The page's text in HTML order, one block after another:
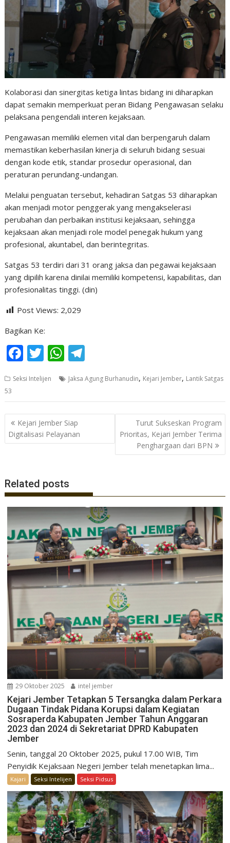
Kolaborasi dan sinergitas ketiga lintas bidang ini diharapkan
dapat semakin memperkuat peran Bidang Pengawasan selaku
pelaksana pengendali interen kejaksaan.
Pengawasan memiliki elemen vital dan berpengaruh dalam
memastikan keberhasilan kinerja di seluruh bidang sesuai
dengan kode etik, standar prosedur operasional, dan
peraturan perundang-undangan.
Melalui penguatan tersebut, kehadiran Satgas 53 diharapkan
akan menjadi motor penggerak yang mengakselerasi
perubahan dan perbaikan institusi kejaksaan, sehingga
kejaksaan akan menjadi role model penegak hukum yang
profesional, akuntabel, dan berintegritas.
Satgas 53 terdiri dari 31 orang jaksa dan pegawai kejaksaan
yang dipilih karena dinilai memiliki kompetensi, kapabilitas, dan
profesionalitas tinggi. (din)
Post Views: 2,029
Bagikan Ke:
F
e
b
o
o
T
itt
er
W
at
s
A
p
e
gr
a
Seksi Intelijen Jaksa Agung Burhanudin, Kejari Jember, Lantik Satgas
53
Navigasi
pos
Kejari Jember Siap
Digitalisasi Pelayanan
Turut Sukseskan Program
Prioritas, Kejari Jember Terima
Penghargaan dari BPN
Related posts
29 Oktober 2025 intel jember
Kejari Jember Tetapkan 5 Tersangka dalam Perkara
Dugaan Tindak Pidana Korupsi dalam Kegiatan
Sosraperda Kabupaten Jember Tahun Anggaran
2023 dan 2024 di Sekretariat DPRD Kabupaten
Jember
Senin, tanggal 20 Oktober 2025, pukul 17.00 WIB, Tim
Penyidik Kejaksaan Negeri Jember telah menetapkan lima...
Kajari Seksi Intelijen Seksi Pidsus